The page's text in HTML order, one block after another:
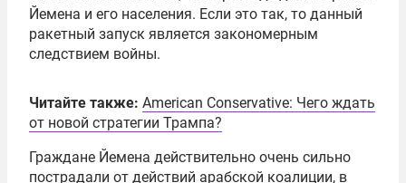
Йемена и его населения. Если это так, то данный
ракетный запуск является закономерным
следствием войны.
Читайте также: American Conservative: Чего ждать
от новой стратегии Трампа?
Граждане Йемена действительно очень сильно
пострадали от действий арабской коалиции, в